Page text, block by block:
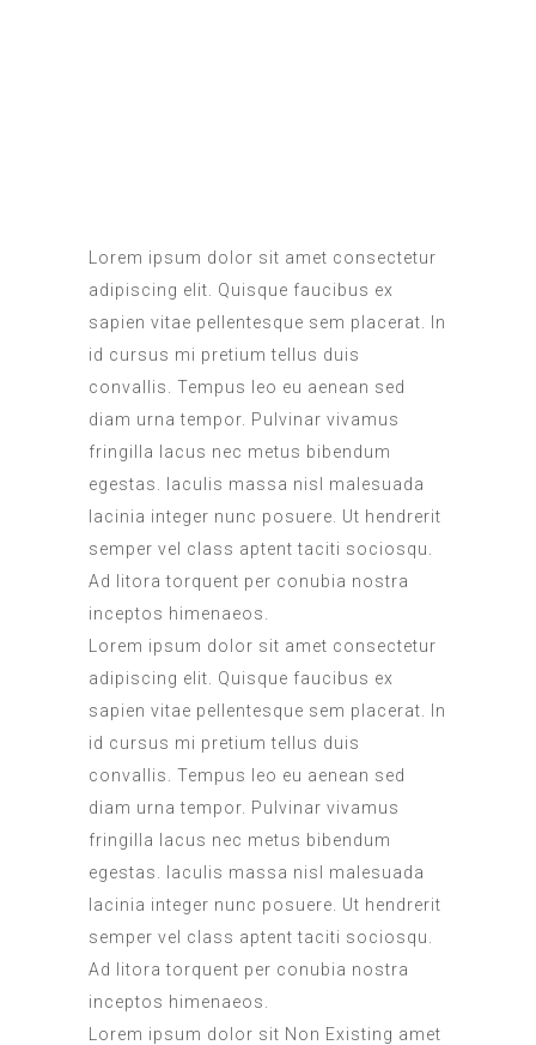
Lorem ipsum dolor sit amet consectetur
adipiscing elit. Quisque faucibus ex
sapien vitae pellentesque sem placerat. In
id cursus mi pretium tellus duis
convallis. Tempus leo eu aenean sed
diam urna tempor. Pulvinar vivamus
fringilla lacus nec metus bibendum
egestas. Iaculis massa nisl malesuada
lacinia integer nunc posuere. Ut hendrerit
semper vel class aptent taciti sociosqu.
Ad litora torquent per conubia nostra
inceptos himenaeos.
Lorem ipsum dolor sit amet consectetur
adipiscing elit. Quisque faucibus ex
sapien vitae pellentesque sem placerat. In
id cursus mi pretium tellus duis
convallis. Tempus leo eu aenean sed
diam urna tempor. Pulvinar vivamus
fringilla lacus nec metus bibendum
egestas. Iaculis massa nisl malesuada
lacinia integer nunc posuere. Ut hendrerit
semper vel class aptent taciti sociosqu.
Ad litora torquent per conubia nostra
inceptos himenaeos.
Lorem ipsum dolor sit Non Existing amet